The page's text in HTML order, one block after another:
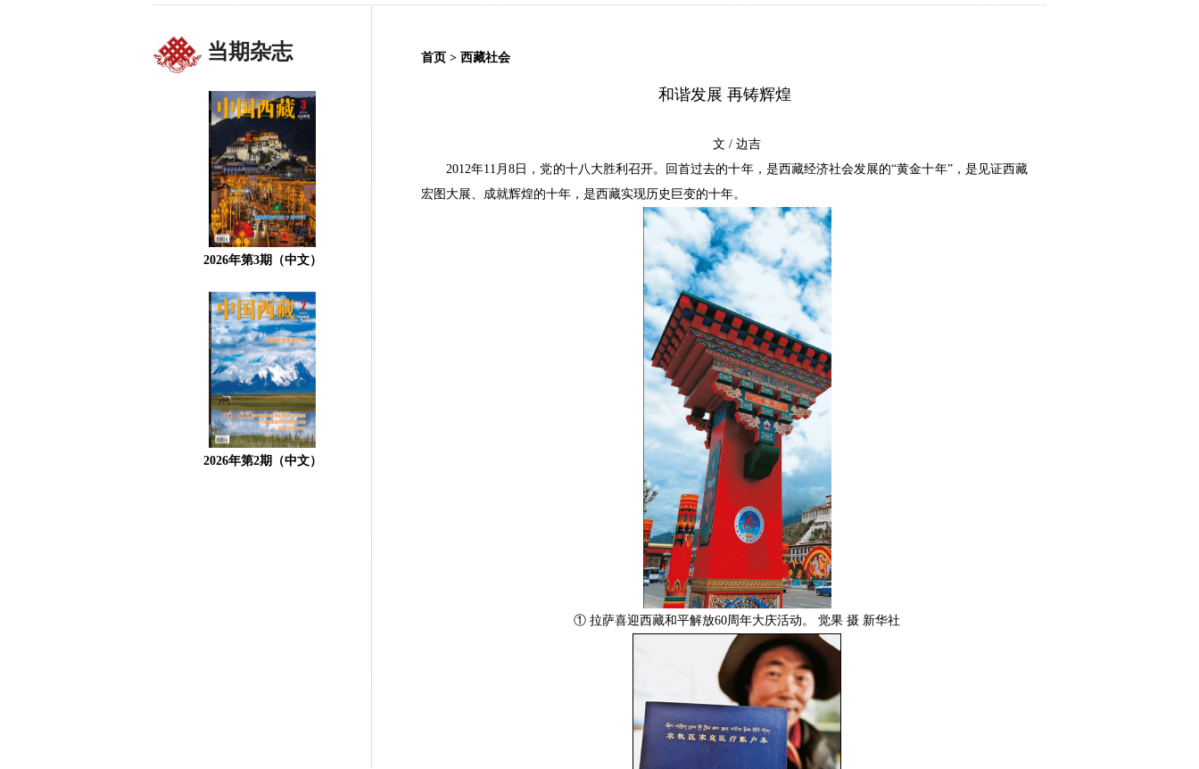
当期杂志
2026年第3期（中文）
2026年第2期（中文）
首页 > 西藏社会
和谐发展 再铸辉煌
文 / 边吉
2012年11月8日，党的十八大胜利召开。回首过去的十年，是西藏经济社会发展的“黄金十年”，是见证西藏
宏图大展、成就辉煌的十年，是西藏实现历史巨变的十年。
① 拉萨喜迎西藏和平解放60周年大庆活动。 觉果 摄 新华社